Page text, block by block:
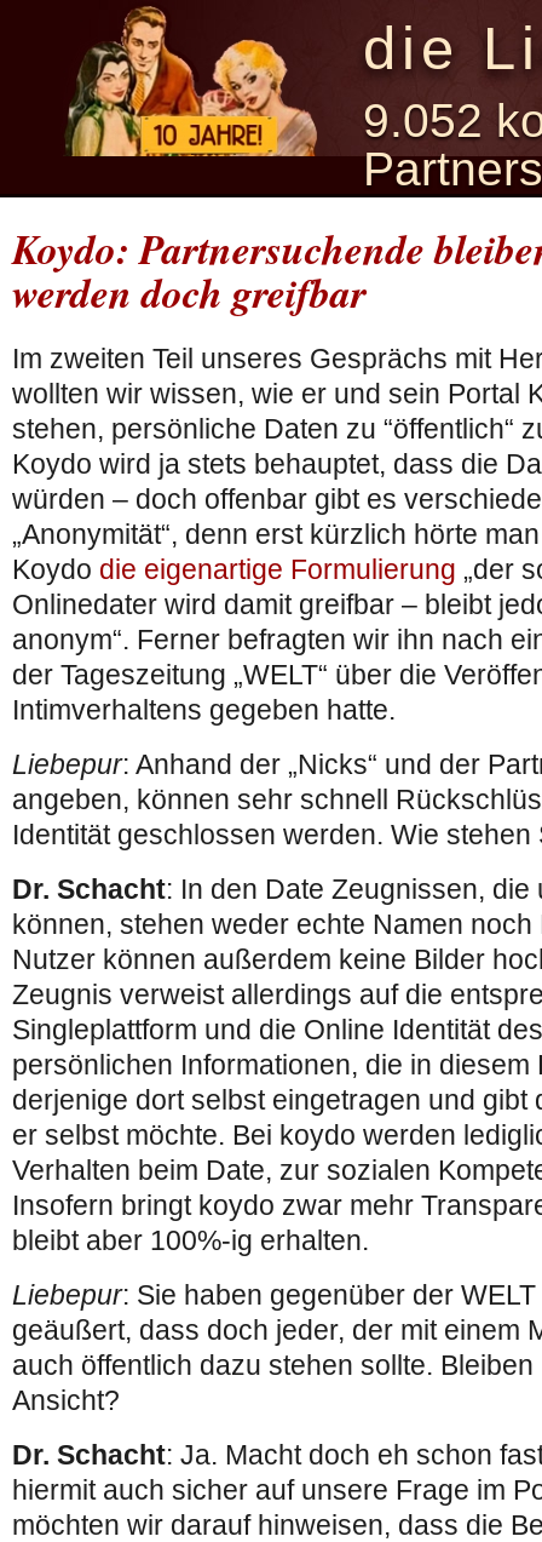
die
9.052
Koydo: Partnersuchende
werden doch greifbar
Im zweiten Teil unseres Gesprächs mit
wollten wir wissen, wie er und sein Portal
stehen, persönliche Daten zu “öffentlich“
Koydo wird ja stets behauptet, dass die
würden – doch offenbar gibt es
„Anonymität“, denn erst kürzlich hörte
Koydo die eigenartige Formulierung „der
Onlinedater wird damit greifbar – bleibt
anonym“. Ferner befragten wir ihn nach
der Tageszeitung „WELT“ über die
Intimverhaltens gegeben hatte.
Liebepur: Anhand der „Nicks“ und der
angeben, können sehr schnell
Identität geschlossen werden. Wie stehen
Dr. Schacht: In den Date Zeugnissen,
können, stehen weder echte Namen
Nutzer können außerdem keine Bilder
Zeugnis verweist allerdings auf die
Singleplattform und die Online Identität
persönlichen Informationen, die in diesem
derjenige dort selbst eingetragen und gibt
er selbst möchte. Bei koydo werden
Verhalten beim Date, zur sozialen
Insofern bringt koydo zwar mehr
bleibt aber 100%-ig erhalten.
Liebepur: Sie haben gegenüber der
geäußert, dass doch jeder, der mit einem
auch öffentlich dazu stehen sollte.
Ansicht?
Dr. Schacht: Ja. Macht doch eh schon
hiermit auch sicher auf unsere Frage im
möchten wir darauf hinweisen, dass die